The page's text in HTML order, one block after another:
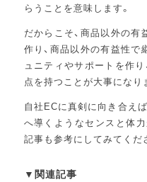
らうことを意味します。
だからこそ、商品以外の
作り、商品以外の有益性で
ュニティやサポートを作
点を持つことが大事になり
自社ECに真剣に向き合え
へ導くようなセンスと体
記事も参考にしてみてくだ
▼関連記事